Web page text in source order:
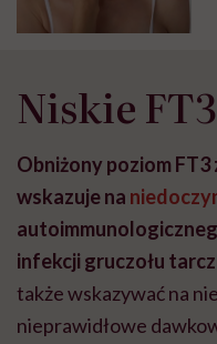
Niskie
Obniżony poziom
wskazuje na
infekcji gruczołu
także wskazywać na
nieprawidłowe